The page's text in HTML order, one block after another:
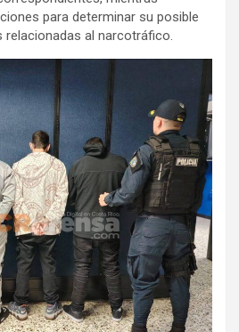
para determinar su posible
relacionadas al narcotráfico.